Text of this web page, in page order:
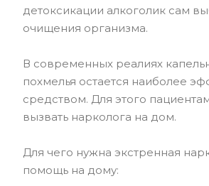
детоксикации алкоголик сам
очищения организма.
В современных реалиях
похмелья остается наиболее
средством. Для этого
вызвать нарколога на дом.
Для чего нужна экстренная
помощь на дому: